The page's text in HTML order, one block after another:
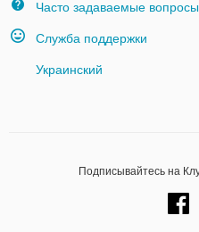
Часто задаваемые вопросы
Служба поддержки
Украинский
Подписывайтесь на